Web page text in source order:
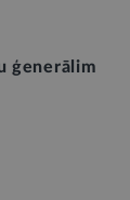
ģenerālim